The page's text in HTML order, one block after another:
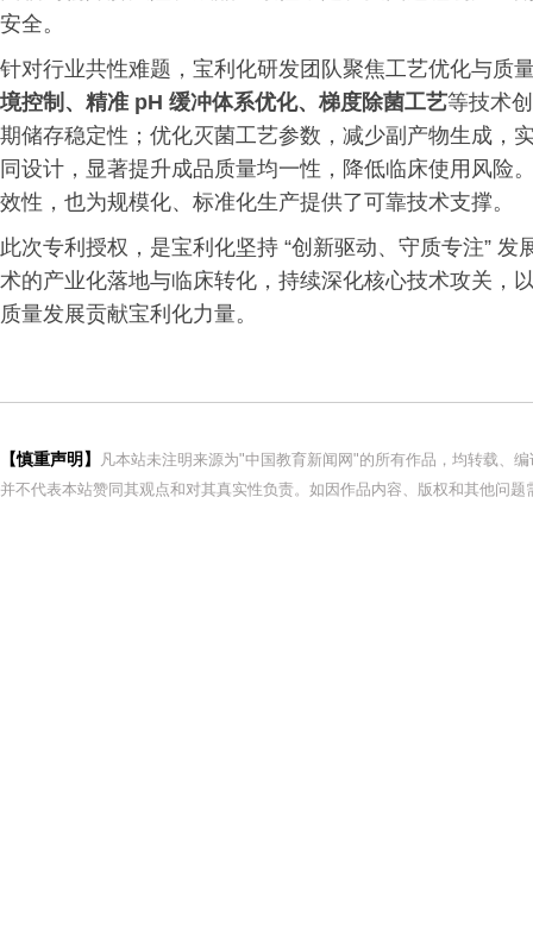
安全。
针对行业共性难题，宝利化研发团队聚焦工艺优化与质
境控制、精准 pH 缓冲体系优化、梯度除菌工艺等技术
期储存稳定性；优化灭菌工艺参数，减少副产物生成，
同设计，显著提升成品质量均一性，降低临床使用风险
效性，也为规模化、标准化生产提供了可靠技术支撑。
此次专利授权，是宝利化坚持 “创新驱动、守质专注”
术的产业化落地与临床转化，持续深化核心技术攻关，
质量发展贡献宝利化力量。
【慎重声明】
凡本站未注明来源为"中国教育新闻网"的所有作品，均转载、
并不代表本站赞同其观点和对其真实性负责。如因作品内容、版权和其他问